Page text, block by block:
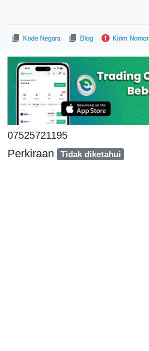
Kode Negara Blog Kirim Nomor
07525721195
Perkiraan Tidak diketahui